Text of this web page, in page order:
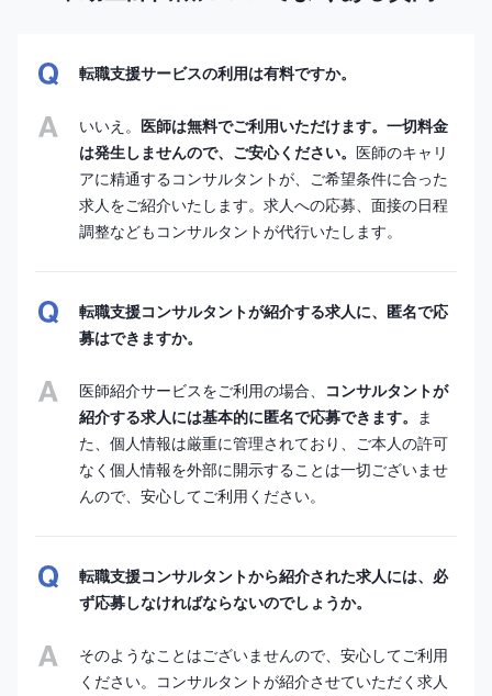
転職支援サービスの利用は有料ですか。
いいえ。 医師は無料でご利用いただけます。一切料金
は発生しませんので、ご安心ください。 医師のキャリ
アに精通するコンサルタントが、ご希望条件に合った
求人をご紹介いたします。求人への応募、面接の日程
調整などもコンサルタントが代行いたします。
転職支援コンサルタントが紹介する求人に、匿名で応
募はできますか。
医師紹介サービスをご利用の場合、
コンサルタントが
紹介する求人には基本的に匿名で応募できます。 ま
た、個人情報は厳重に管理されており、ご本人の許可
なく個人情報を外部に開示することは一切ございませ
んので、安心してご利用ください。
転職支援コンサルタントから紹介された求人には、必
ず応募しなければならないのでしょうか。
そのようなことはございませんので、安心してご利用
ください。コンサルタントが紹介させていただく求人